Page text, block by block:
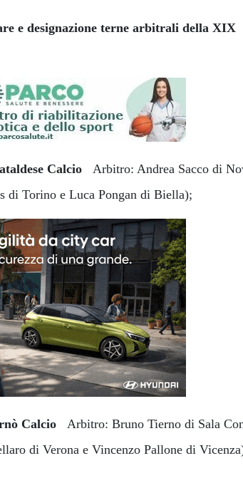
e designazione terne arbitrali della XIX
Calcio Arbitro: Andrea Sacco di
di Torino e Luca Pongan di Biella);
Calcio Arbitro: Bruno Tierno di Sala
di Verona e Vincenzo Pallone di